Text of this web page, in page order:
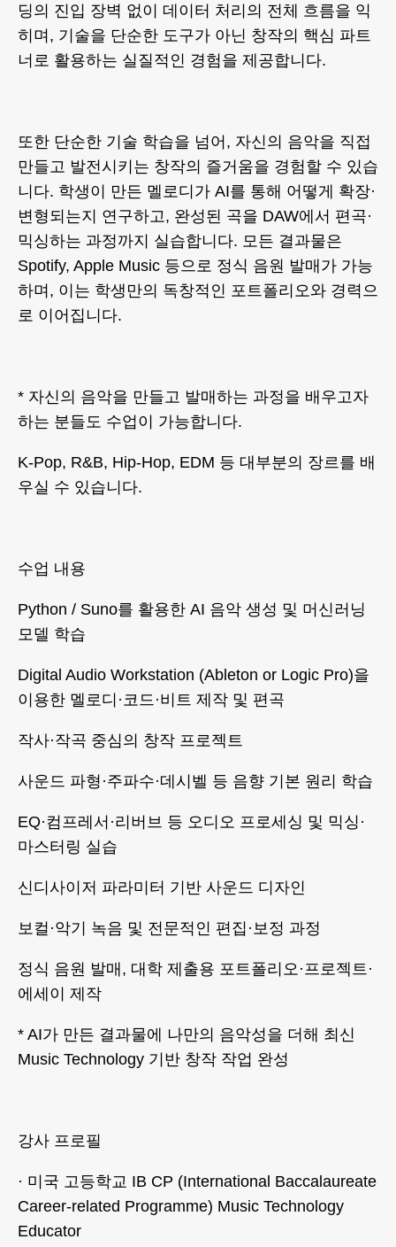
딩의 진입 장벽 없이 데이터 처리의 전체 흐름을 익
히며, 기술을 단순한 도구가 아닌 창작의 핵심 파트
너로 활용하는 실질적인 경험을 제공합니다.
또한 단순한 기술 학습을 넘어, 자신의 음악을 직접
만들고 발전시키는 창작의 즐거움을 경험할 수 있습
니다. 학생이 만든 멜로디가 AI를 통해 어떻게 확장·
변형되는지 연구하고, 완성된 곡을 DAW에서 편곡·
믹싱하는 과정까지 실습합니다. 모든 결과물은
Spotify, Apple Music 등으로 정식 음원 발매가 가능
하며, 이는 학생만의 독창적인 포트폴리오와 경력으
로 이어집니다.
* 자신의 음악을 만들고 발매하는 과정을 배우고자
하는 분들도 수업이 가능합니다.
K-Pop, R&B, Hip-Hop, EDM 등 대부분의 장르를 배
우실 수 있습니다.
수업 내용
Python / Suno를 활용한 AI 음악 생성 및 머신러닝
모델 학습
Digital Audio Workstation (Ableton or Logic Pro)을
이용한 멜로디·코드·비트 제작 및 편곡
작사·작곡 중심의 창작 프로젝트
사운드 파형·주파수·데시벨 등 음향 기본 원리 학습
EQ·컴프레서·리버브 등 오디오 프로세싱 및 믹싱·
마스터링 실습
신디사이저 파라미터 기반 사운드 디자인
보컬·악기 녹음 및 전문적인 편집·보정 과정
정식 음원 발매, 대학 제출용 포트폴리오·프로젝트·
에세이 제작
* AI가 만든 결과물에 나만의 음악성을 더해 최신
Music Technology 기반 창작 작업 완성
강사 프로필
· 미국 고등학교 IB CP (International Baccalaureate
Career-related Programme) Music Technology
Educator